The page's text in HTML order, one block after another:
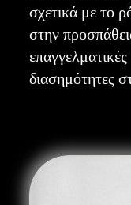
σχετικά με το
στην
διασημότητες